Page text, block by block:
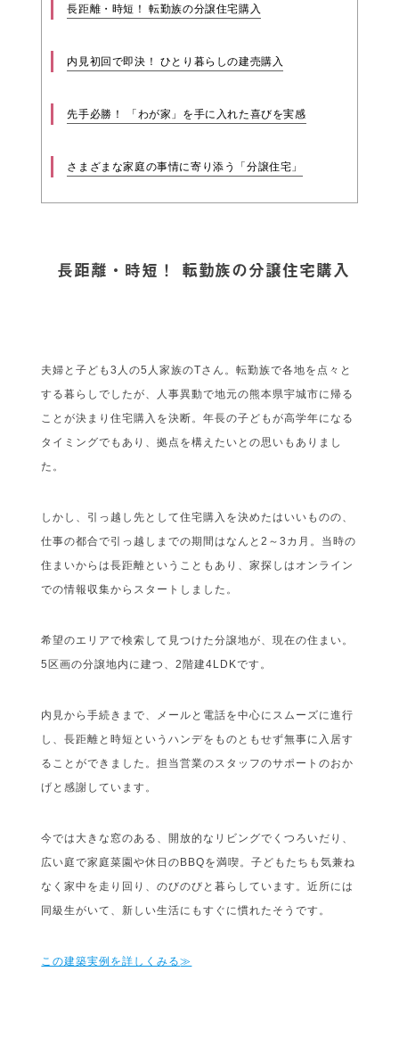
長距離・時短！ 転勤族の分譲住宅購入
内見初回で即決！ ひとり暮らしの建売購入
先手必勝！ 「わが家」を手に入れた喜びを実感
さまざまな家庭の事情に寄り添う「分譲住宅」
長距離・時短！ 転勤族の分譲住宅購入
夫婦と子ども3人の5人家族のTさん。転勤族で各地を点々と
する暮らしでしたが、人事異動で地元の熊本県宇城市に帰る
ことが決まり住宅購入を決断。年長の子どもが高学年になる
タイミングでもあり、拠点を構えたいとの思いもありまし
た。
しかし、引っ越し先として住宅購入を決めたはいいものの、
仕事の都合で引っ越しまでの期間はなんと2～3カ月。当時の
住まいからは長距離ということもあり、家探しはオンライン
での情報収集からスタートしました。
希望のエリアで検索して見つけた分譲地が、現在の住まい。
5区画の分譲地内に建つ、2階建4LDKです。
内見から手続きまで、メールと電話を中心にスムーズに進行
し、長距離と時短というハンデをものともせず無事に入居す
ることができました。担当営業のスタッフのサポートのおか
げと感謝しています。
今では大きな窓のある、開放的なリビングでくつろいだり、
広い庭で家庭菜園や休日のBBQを満喫。子どもたちも気兼ね
なく家中を走り回り、のびのびと暮らしています。近所には
同級生がいて、新しい生活にもすぐに慣れたそうです。
この建築実例を詳しくみる≫